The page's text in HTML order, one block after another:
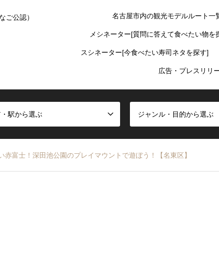
ご公認） 名古屋市内の観光モデルルート一
メシネーター[質問に答えて食べたい物を
スシネーター[今食べたい寿司ネタを探す]
広告・プレスリリ
駅から選ぶ ジャンル・目的から選ぶ
赤富士！深田池公園のプレイマウントで遊ぼう！【名東区】